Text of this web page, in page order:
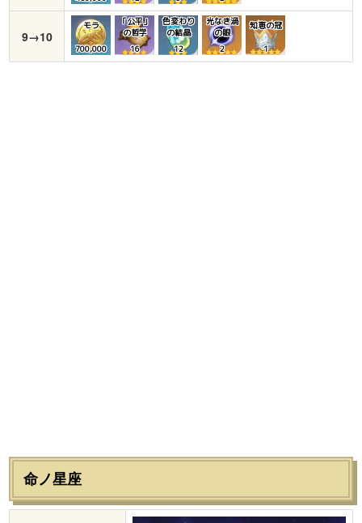
9→10
モラ
700,000
「公平」
の哲学
16
色変わり
の結晶
12
光なき渦
の眼
2
知恵の冠
1
命ノ星座